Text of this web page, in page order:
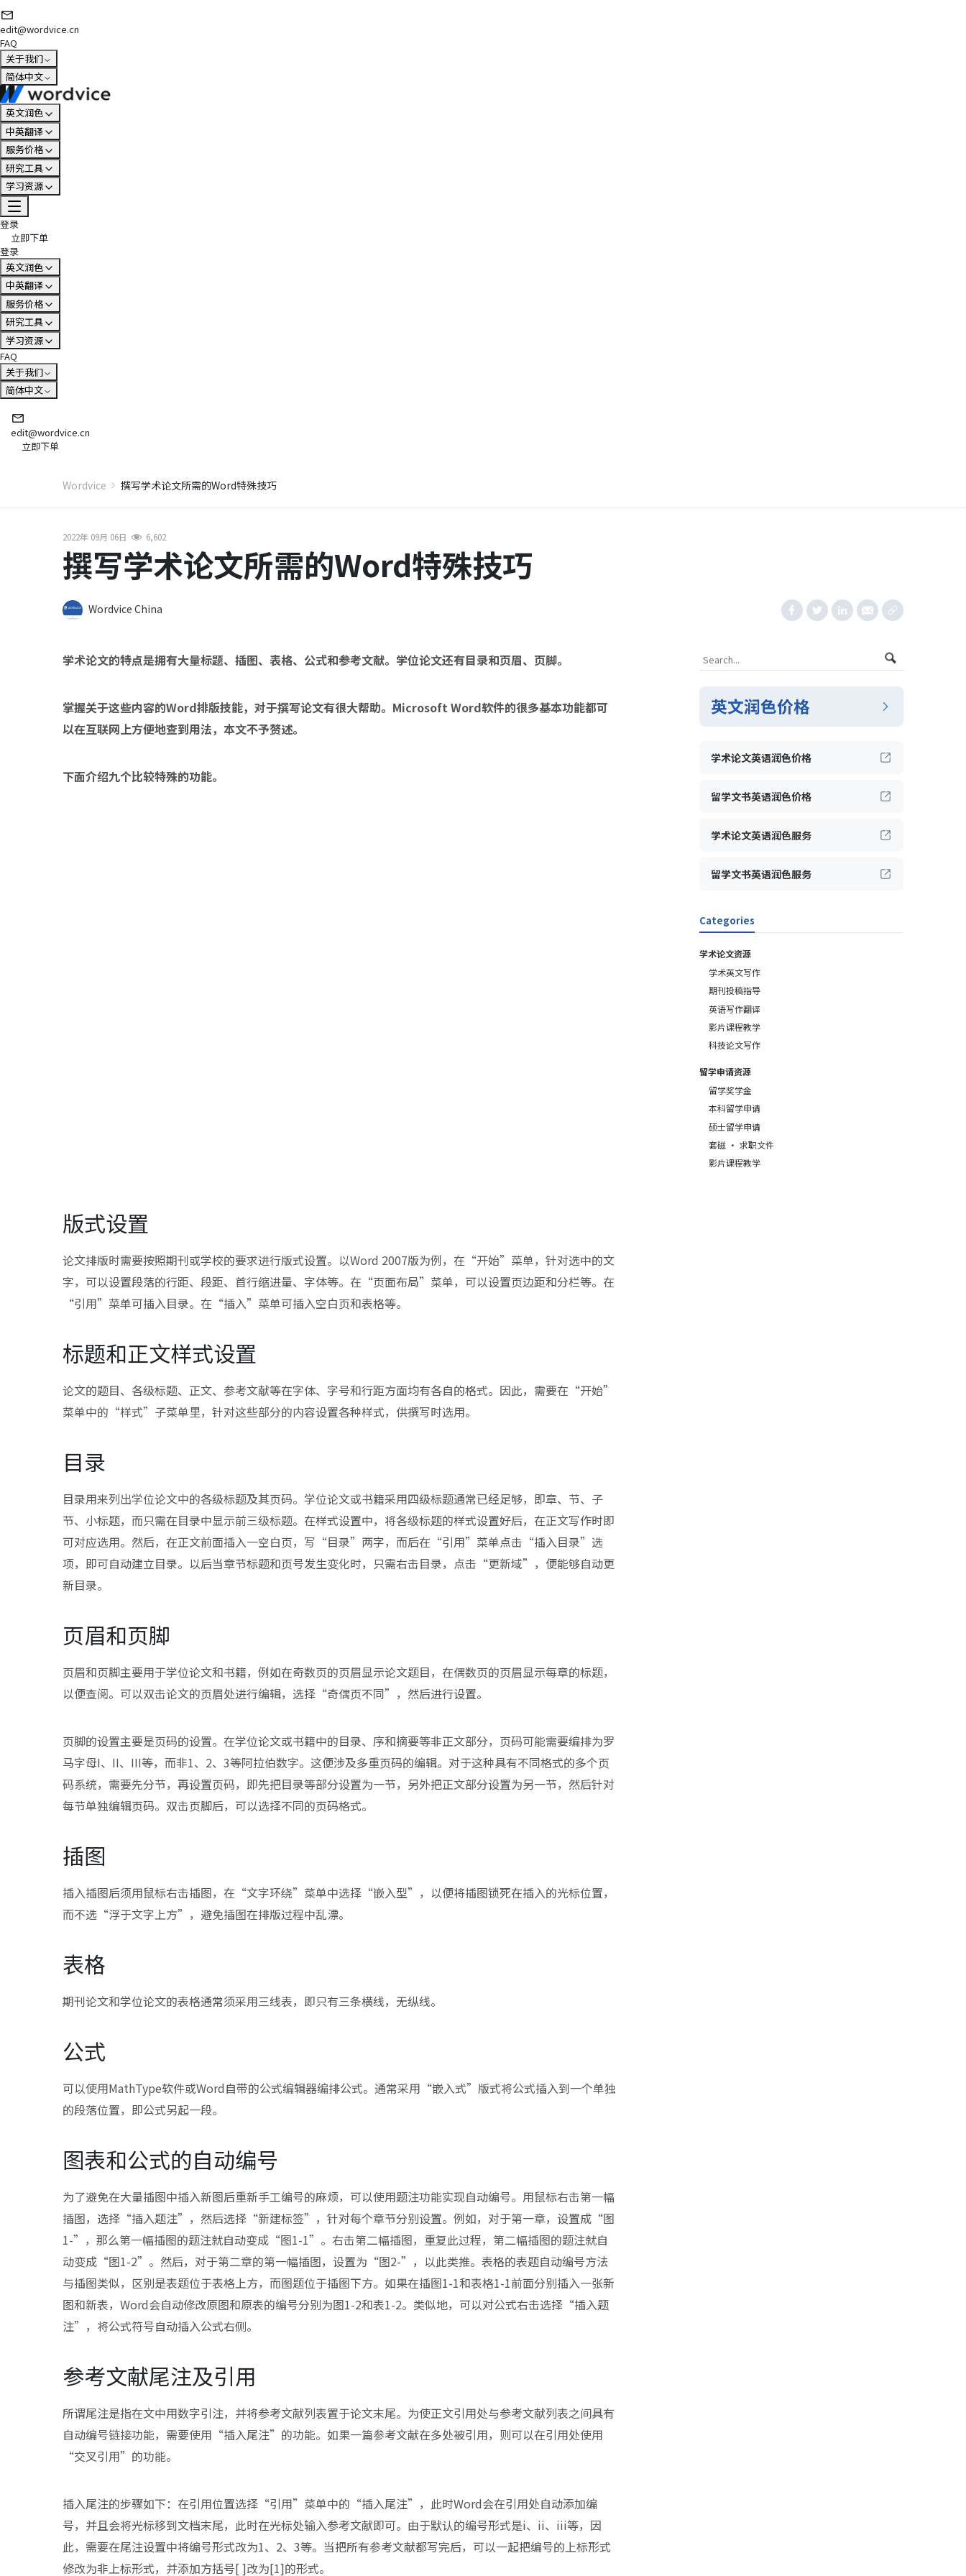
edit@wordvice.cn
FAQ
关于我们
简体中文
英文润色
中英翻译
服务价格
研究工具
学习资源
登录
立即下单
登录
英文润色
中英翻译
服务价格
研究工具
学习资源
FAQ
关于我们
简体中文
edit@wordvice.cn
立即下单
Wordvice 撰写学术论文所需的Word特殊技巧
2022年 09月 06日 6,602
撰写学术论文所需的Word特殊技巧
Wordvice China
学术论文的特点是拥有大量标题、插图、表格、公式和参考文献。学位论文还有目录和页眉、页脚。
掌握关于这些内容的Word排版技能，对于撰写论文有很大帮助。Microsoft Word软件的很多基本功能都可
以在互联网上方便地查到用法，本文不予赘述。
下面介绍九个比较特殊的功能。
版式设置
论文排版时需要按照期刊或学校的要求进行版式设置。以Word 2007版为例，在“开始”菜单，针对选中的文
字，可以设置段落的行距、段距、首行缩进量、字体等。在“页面布局”菜单，可以设置页边距和分栏等。在
“引用”菜单可插入目录。在“插入”菜单可插入空白页和表格等。
标题和正文样式设置
论文的题目、各级标题、正文、参考文献等在字体、字号和行距方面均有各自的格式。因此，需要在“开始”
菜单中的“样式”子菜单里，针对这些部分的内容设置各种样式，供撰写时选用。
目录
目录用来列出学位论文中的各级标题及其页码。学位论文或书籍采用四级标题通常已经足够，即章、节、子
节、小标题，而只需在目录中显示前三级标题。在样式设置中，将各级标题的样式设置好后，在正文写作时即
可对应选用。然后，在正文前面插入一空白页，写“目录”两字，而后在“引用”菜单点击“插入目录”选
项，即可自动建立目录。以后当章节标题和页号发生变化时，只需右击目录，点击“更新域”，便能够自动更
新目录。
页眉和页脚
页眉和页脚主要用于学位论文和书籍，例如在奇数页的页眉显示论文题目，在偶数页的页眉显示每章的标题，
以便查阅。可以双击论文的页眉处进行编辑，选择“奇偶页不同”，然后进行设置。
页脚的设置主要是页码的设置。在学位论文或书籍中的目录、序和摘要等非正文部分，页码可能需要编排为罗
马字母I、II、III等，而非1、2、3等阿拉伯数字。这便涉及多重页码的编辑。对于这种具有不同格式的多个页
码系统，需要先分节，再设置页码，即先把目录等部分设置为一节，另外把正文部分设置为另一节，然后针对
每节单独编辑页码。双击页脚后，可以选择不同的页码格式。
插图
插入插图后须用鼠标右击插图，在“文字环绕”菜单中选择“嵌入型”，以便将插图锁死在插入的光标位置，
而不选“浮于文字上方”，避免插图在排版过程中乱漂。
表格
期刊论文和学位论文的表格通常须采用三线表，即只有三条横线，无纵线。
公式
可以使用MathType软件或Word自带的公式编辑器编排公式。通常采用“嵌入式”版式将公式插入到一个单独
的段落位置，即公式另起一段。
图表和公式的自动编号
为了避免在大量插图中插入新图后重新手工编号的麻烦，可以使用题注功能实现自动编号。用鼠标右击第一幅
插图，选择“插入题注”，然后选择“新建标签”，针对每个章节分别设置。例如，对于第一章，设置成“图
1-”，那么第一幅插图的题注就自动变成“图1-1”。右击第二幅插图，重复此过程，第二幅插图的题注就自
动变成“图1-2”。然后，对于第二章的第一幅插图，设置为“图2-”，以此类推。表格的表题自动编号方法
与插图类似，区别是表题位于表格上方，而图题位于插图下方。如果在插图1-1和表格1-1前面分别插入一张新
图和新表，Word会自动修改原图和原表的编号分别为图1-2和表1-2。类似地，可以对公式右击选择“插入题
注”，将公式符号自动插入公式右侧。
参考文献尾注及引用
所谓尾注是指在文中用数字引注，并将参考文献列表置于论文末尾。为使正文引用处与参考文献列表之间具有
自动编号链接功能，需要使用“插入尾注”的功能。如果一篇参考文献在多处被引用，则可以在引用处使用
“交叉引用”的功能。
插入尾注的步骤如下：在引用位置选择“引用”菜单中的“插入尾注”，此时Word会在引用处自动添加编
号，并且会将光标移到文档末尾，此时在光标处输入参考文献即可。由于默认的编号形式是i、ii、iii等，因
此，需要在尾注设置中将编号形式改为1、2、3等。当把所有参考文献都写完后，可以一起把编号的上标形式
修改为非上标形式，并添加方括号[ ]改为[1]的形式。
英文润色价格
学术论文英语润色价格
留学文书英语润色价格
学术论文英语润色服务
留学文书英语润色服务
Categories
学术论文资源
学术英文写作
期刊投稿指导
英语写作翻译
影片课程教学
科技论文写作
留学申请资源
留学奖学金
本科留学申请
硕士留学申请
套磁 · 求职文件
影片课程教学